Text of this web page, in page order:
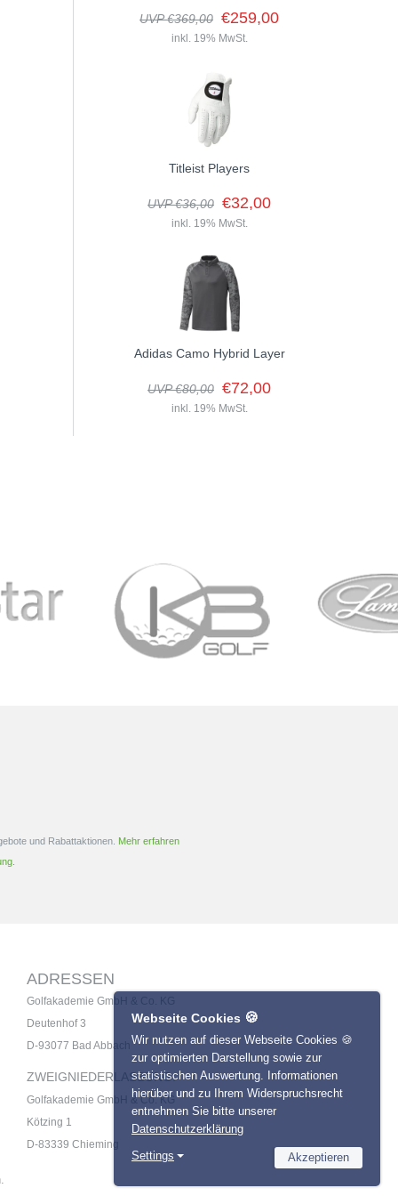
UVP €369,00 €259,00
inkl. 19% MwSt.
Titleist Players
UVP €36,00 €32,00
inkl. 19% MwSt.
Adidas Camo Hybrid Layer
UVP €80,00 €72,00
inkl. 19% MwSt.
und Rabattaktionen. Mehr erfahren
ADRESSEN
Golfakademie GmbH & Co. KG
Deutenhof 3
D-93077 Bad Abbach
ZWEIGNIEDERLASSUNG:
Golfakademie GmbH & Co. KG
Kötzing 1
D-83339 Chieming
Webseite Cookies 🍪
Wir nutzen auf dieser Webseite Cookies 🍪
zur optimierten Darstellung sowie zur
statistischen Auswertung. Informationen
hierüber und zu Ihrem Widerspruchsrecht
entnehmen Sie bitte unserer
Datenschutzerklärung
Settings
Akzeptieren